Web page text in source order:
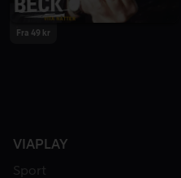
Fra 49 kr
VIAPLAY
Sport